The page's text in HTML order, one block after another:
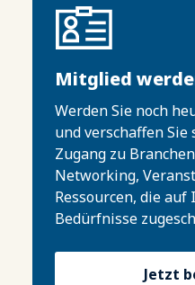
Mitglied
Werden Sie noch
und verschaffen Sie
Zugang zu
Networking,
Ressourcen, die
Bedürfnisse
Jetzt